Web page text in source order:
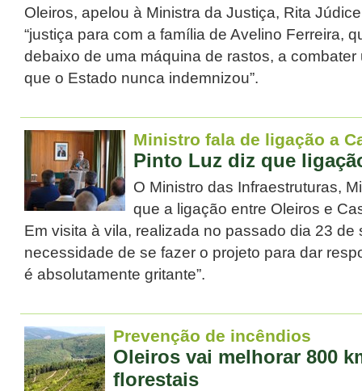
Oleiros, apelou à Ministra da Justiça, Rita
“justiça para com a família de Avelino Ferreira,
debaixo de uma máquina de rastos, a
que o Estado nunca indemnizou”.
Ministro fala de ligação a
Pinto Luz diz que
O Ministro das Infraestruturas,
que a ligação entre Oleiros e
Em visita à vila, realizada no passado dia 23 de
necessidade de se fazer o projeto para dar
é absolutamente gritante”.
Prevenção de incêndios
Oleiros vai melhorar 800
florestais